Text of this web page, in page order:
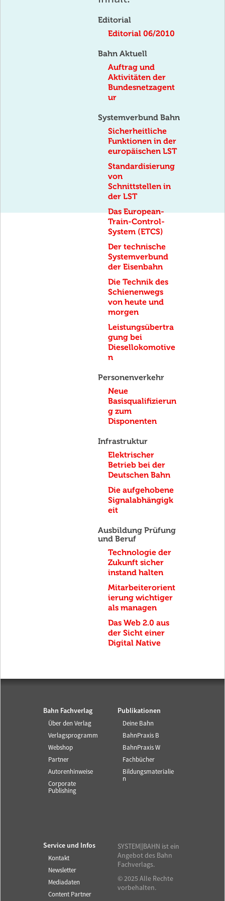
Editorial
Editorial 06/2010
Bahn Aktuell
Auftrag und
Aktivitäten der
Bundesnetzagent
ur
Systemverbund Bahn
Sicherheitliche
Funktionen in der
europäischen LST
Standardisierung
von
Schnittstellen in
der LST
Das European-
Train-Control-
System (ETCS)
Der technische
Systemverbund
der Eisenbahn
Die Technik des
Schienenwegs
von heute und
morgen
Leistungsübertra
gung bei
Diesellokomotive
n
Personenverkehr
Neue
Basisqualifizierun
g zum
Disponenten
Infrastruktur
Elektrischer
Betrieb bei der
Deutschen Bahn
Die aufgehobene
Signalabhängigk
eit
Ausbildung Prüfung
und Beruf
Technologie der
Zukunft sicher
instand halten
Mitarbeiterorient
ierung wichtiger
als managen
Das Web 2.0 aus
der Sicht einer
Digital Native
Bahn Fachverlag
Über den Verlag
Verlagsprogramm
Webshop
Partner
Autorenhinweise
Corporate
Publishing
Publikationen
Deine Bahn
BahnPraxis B
BahnPraxis W
Fachbücher
Bildungsmaterialie
n
Service und Infos
Kontakt
Newsletter
Mediadaten
Content Partner
SYSTEM||BAHN ist ein
Angebot des Bahn
Fachverlags.
© 2025 Alle Rechte
vorbehalten.